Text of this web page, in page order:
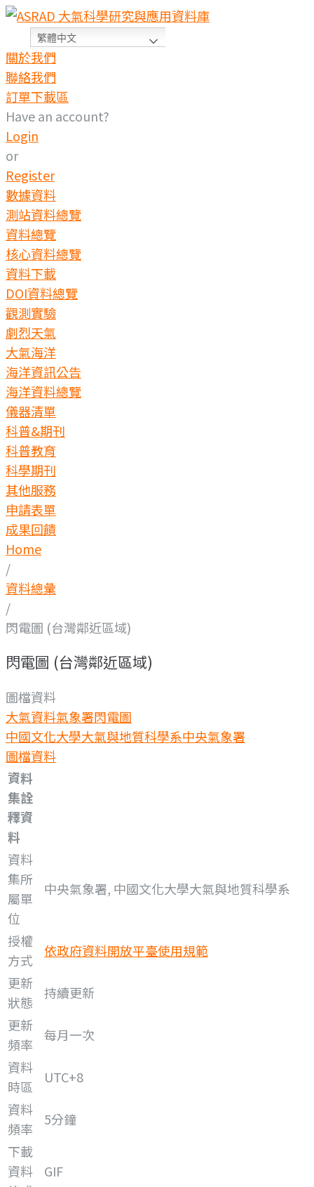
繁體中文
關於我們
聯絡我們
訂單下載區
Have an account?
Login
or
Register
數據資料
測站資料總覽
資料總覽
核心資料總覽
資料下載
DOI資料總覽
觀測實驗
劇烈天氣
大氣海洋
海洋資訊公告
海洋資料總覽
儀器清單
科普&期刊
科普教育
科學期刊
其他服務
申請表單
成果回饋
Home
/
資料總彙
/
閃電圖 (台灣鄰近區域)
閃電圖 (台灣鄰近區域)
圖檔資料
大氣資料氣象署閃電圖
中國文化大學大氣與地質科學系中央氣象署
圖檔資料
資料
集詮
釋資
料
資料
集所
屬單
位
中央氣象署, 中國文化大學大氣與地質科學系
授權
方式
依政府資料開放平臺使用規範
更新
狀態
持續更新
更新
頻率
每月一次
資料
時區
UTC+8
資料
頻率
5分鐘
下載
資料
GIF